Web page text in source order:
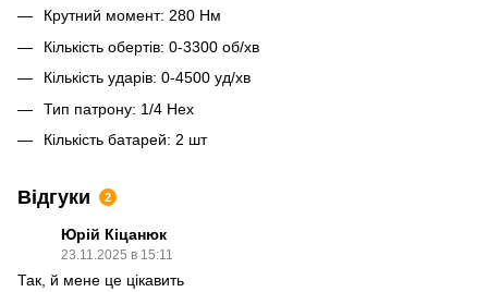
Крутний момент: 280 Нм
Кількість обертів: 0-3300 об/хв
Кількість ударів: 0-4500 уд/хв
Тип патрону: 1/4 Нех
Кількість батарей: 2 шт
Відгуки 2
Юрій Кіцанюк
23.11.2025 в 15:11
Так, й мене це цікавить